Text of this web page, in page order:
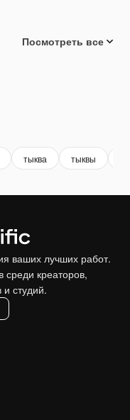
Посмотреть все
тыква тыквы
ваших лучших работ.
креаторов,
и студий.